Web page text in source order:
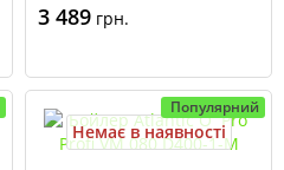
3 489 грн.
Популярний
Немає в наявності